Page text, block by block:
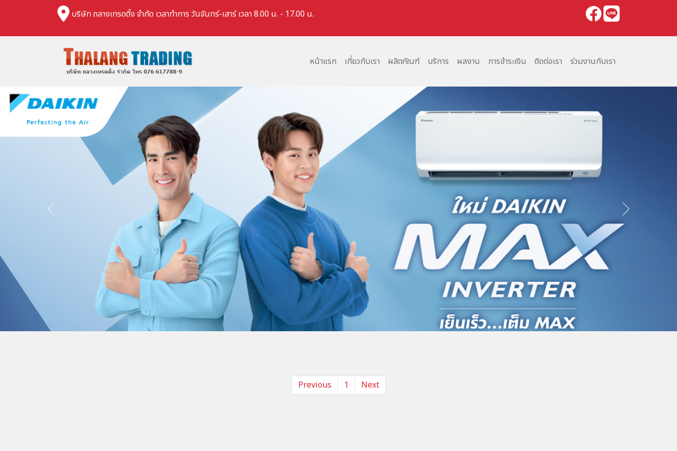
บริษัท ถลางเทรดดิ้ง จำกัด เวลาทำการ วันจันทร์-เสาร์ เวลา 8.00 น. - 17.00 น.
หน้าแรก เกี่ยวกับเรา ผลิตภัณฑ์ บริการ ผลงาน การชำระเงิน ติดต่อเรา ร่วมงานกับเรา
Previous Next
Previous 1 Next